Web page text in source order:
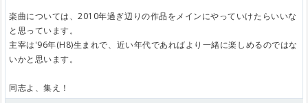
楽曲については、2010年過ぎ辺りの作品をメインにやっていけたらいいな
と思っています。
主宰は'96年(H8)生まれで、近い年代であればより一緒に楽しめるのではな
いかと思います。
同志よ、集え！